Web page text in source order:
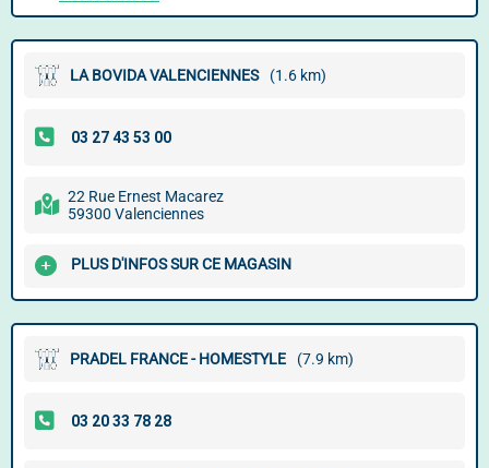
LA BOVIDA VALENCIENNES (1.6 km)
22 Rue Ernest Macarez
59300 Valenciennes
PLUS D'INFOS SUR CE MAGASIN
PRADEL FRANCE - HOMESTYLE (7.9 km)